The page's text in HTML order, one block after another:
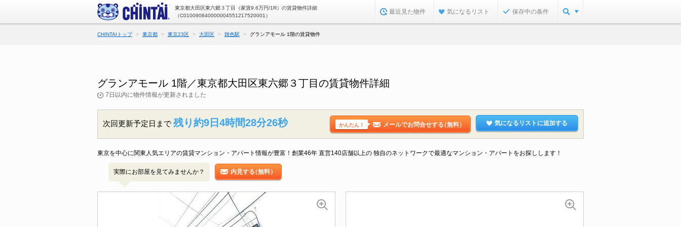
東京都大田区東六郷３丁目（家賃9.6万円/1R）の賃貸物件詳細
（C010090840000004551217520001）
最近見た物件 気になるリスト 保存中の条件
CHINTAIトップ 東京都 東京23区 大田区 雑色駅 グランアモール 1階の賃貸物件
グランアモール 1階／東京都大田区東六郷３丁目の賃貸物件詳細
7日以内に物件情報が更新されました
次回更新予定日まで 残り約9日4時間28分25秒 かんたん！ メールでお問合せする（無料） 気になるリストに追加する
東京を中心に関東人気エリアの賃貸マンション・アパート情報が豊富！創業46年 直営140店舗以上の 独自のネットワークで最適なマンション・アパートをお探しします！
実際にお部屋を見てみませんか？ 内見する（無料）